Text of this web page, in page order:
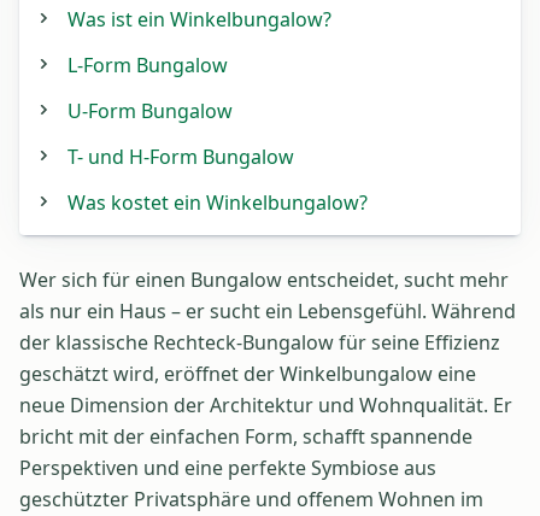
Was ist ein Winkelbungalow?
L-Form Bungalow
U-Form Bungalow
T- und H-Form Bungalow
Was kostet ein Winkelbungalow?
Wer sich für einen Bungalow entscheidet, sucht mehr
als nur ein Haus – er sucht ein Lebensgefühl. Während
der klassische Rechteck-Bungalow für seine Effizienz
geschätzt wird, eröffnet der Winkelbungalow eine
neue Dimension der Architektur und Wohnqualität. Er
bricht mit der einfachen Form, schafft spannende
Perspektiven und eine perfekte Symbiose aus
geschützter Privatsphäre und offenem Wohnen im